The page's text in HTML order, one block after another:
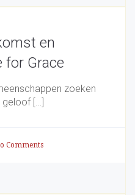
en
for Grace
zoeken
geloof […]
Comments